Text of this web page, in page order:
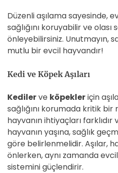
Düzenli aşılama sayesinde,
sağlığını koruyabilir ve olası
önleyebilirsiniz. Unutmayın,
mutlu bir evcil hayvandır!
Kedi ve Köpek Aşıları
Kedilerve köpekleriçin
sağlığını korumada kritik
hayvanın ihtiyaçları farklıdır
hayvanın yaşına, sağlık
göre belirlenmelidir. Aşılar,
önlerken, aynı zamanda evcil
sistemini güçlendirir.